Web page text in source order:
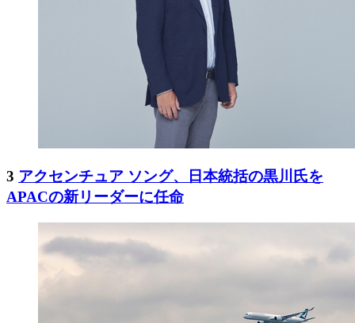
3 アクセンチュア ソング、日本統括の黒川氏を
APACの新リーダーに任命